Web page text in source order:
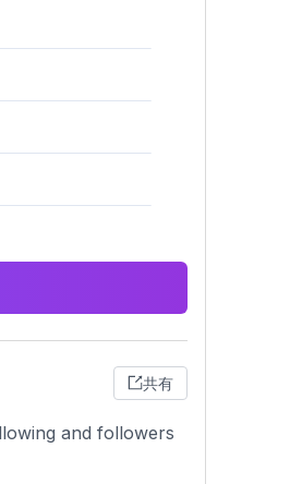
共有
and followers